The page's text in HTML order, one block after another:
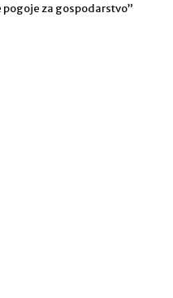
pogoje za gospodarstvo”